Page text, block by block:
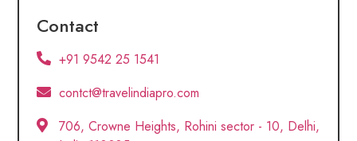
Contact
+91 9542 25 1541
contct@travelindiapro.com
706, Crowne Heights, Rohini sector - 10, Delhi,